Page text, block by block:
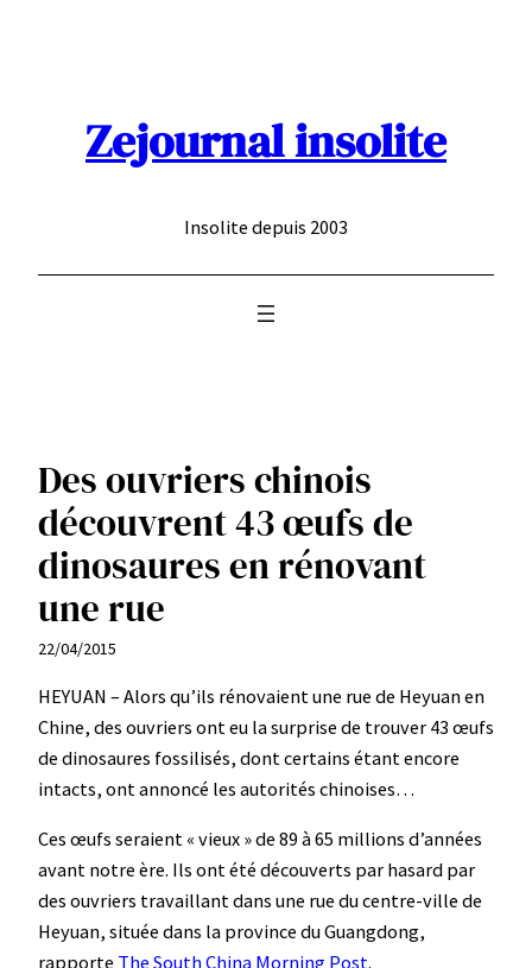
Zejournal insolite
Insolite depuis 2003
Des ouvriers chinois
découvrent 43 œufs de
dinosaures en rénovant
une rue
22/04/2015
HEYUAN – Alors qu’ils rénovaient une rue de Heyuan en
Chine, des ouvriers ont eu la surprise de trouver 43 œufs
de dinosaures fossilisés, dont certains étant encore
intacts, ont annoncé les autorités chinoises…
Ces œufs seraient « vieux » de 89 à 65 millions d’années
avant notre ère. Ils ont été découverts par hasard par
des ouvriers travaillant dans une rue du centre-ville de
Heyuan, située dans la province du Guangdong,
rapporte The South China Morning Post.